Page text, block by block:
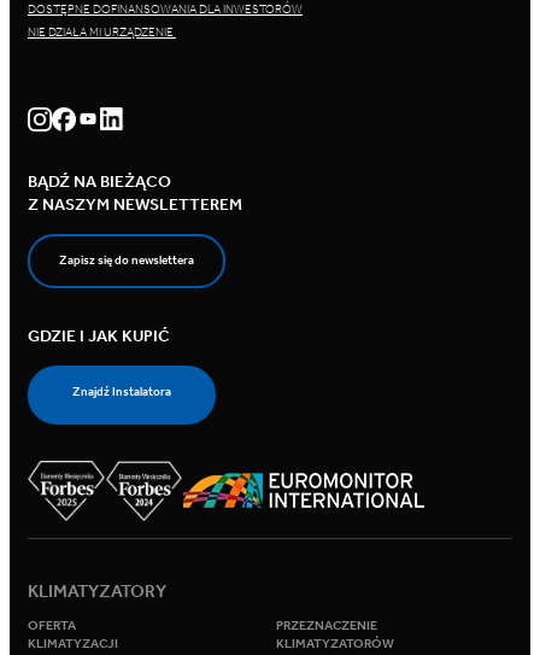
DOSTĘPNE DOFINANSOWANIA DLA INWESTORÓW
NIE DZIAŁA MI URZĄDZENIE
BĄDŹ NA BIEŻĄCO
Z NASZYM NEWSLETTEREM
Zapisz się do newslettera
GDZIE I JAK KUPIĆ
Znajdź Instalatora
KLIMATYZATORY
OFERTA
KLIMATYZACJI
PRZEZNACZENIE
KLIMATYZATORÓW